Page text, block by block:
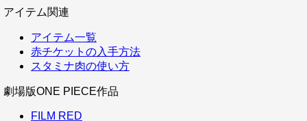
アイテム関連
アイテム一覧
赤チケットの入手方法
スタミナ肉の使い方
劇場版ONE PIECE作品
FILM RED